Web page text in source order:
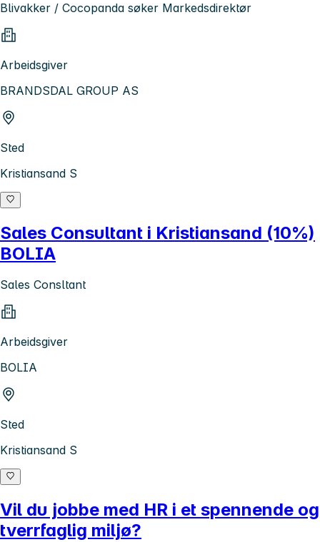
Blivakker / Cocopanda søker Markedsdirektør
Arbeidsgiver
BRANDSDAL GROUP AS
Sted
Kristiansand S
Sales Consultant i Kristiansand (10%)
BOLIA
Sales Consltant
Arbeidsgiver
BOLIA
Sted
Kristiansand S
Vil du jobbe med HR i et spennende og
tverrfaglig miljø?